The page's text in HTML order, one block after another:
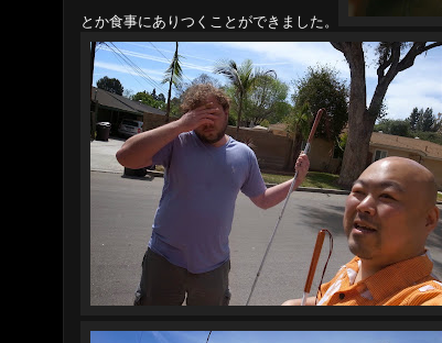
とか食事にありつくことができました。